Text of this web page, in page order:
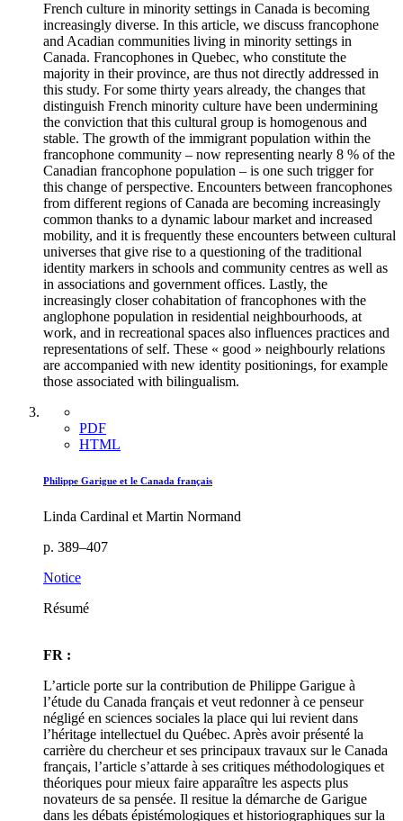
French culture in minority settings in Canada is becoming
increasingly diverse. In this article, we discuss francophone
and Acadian communities living in minority settings in
Canada. Francophones in Quebec, who constitute the
majority in their province, are thus not directly addressed in
this study. For some thirty years already, the changes that
distinguish French minority culture have been undermining
the conviction that this cultural group is homogenous and
stable. The growth of the immigrant population within the
francophone community – now representing nearly 8 % of the
Canadian francophone population – is one such trigger for
this change of perspective. Encounters between francophones
from different regions of Canada are becoming increasingly
common thanks to a dynamic labour market and increased
mobility, and it is frequently these encounters between cultural
universes that give rise to a questioning of the traditional
identity markers in schools and community centres as well as
in associations and government offices. Lastly, the
increasingly closer cohabitation of francophones with the
anglophone population in residential neighbourhoods, at
work, and in recreational spaces also influences practices and
representations of self. These « good » neighbourly relations
are accompanied with new identity positionings, for example
those associated with bilingualism.
PDF
HTML
Philippe Garigue et le Canada français
Linda Cardinal et Martin Normand
p. 389–407
Notice
Résumé
FR :
L’article porte sur la contribution de Philippe Garigue à
l’étude du Canada français et veut redonner à ce penseur
négligé en sciences sociales la place qui lui revient dans
l’héritage intellectuel du Québec. Après avoir présenté la
carrière du chercheur et ses principaux travaux sur le Canada
français, l’article s’attarde à ses critiques méthodologiques et
théoriques pour mieux faire apparaître les aspects plus
novateurs de sa pensée. Il resitue la démarche de Garigue
dans les débats épistémologiques et historiographiques sur la